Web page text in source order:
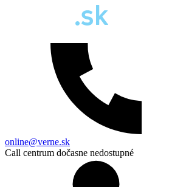
online@verne.sk
Call centrum dočasne nedostupné